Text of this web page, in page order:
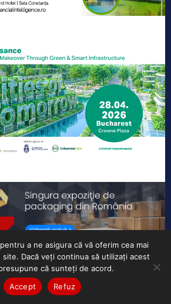
a ne asigura că vă oferim cea mai
Dacă veți continua să utilizați acest
că sunteți de acord.
Accept
Refuz